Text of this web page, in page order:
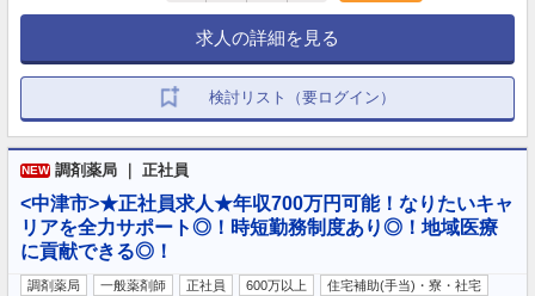
求人の詳細を見る
検討リスト（要ログイン）
NEW 調剤薬局 ｜ 正社員
<中津市>★正社員求人★年収700万円可能！なりたいキャ
リアを全力サポート◎！時短勤務制度あり◎！地域医療
に貢献できる◎！
調剤薬局 一般薬剤師 正社員 600万以上
住宅補助(手当)・寮・社宅